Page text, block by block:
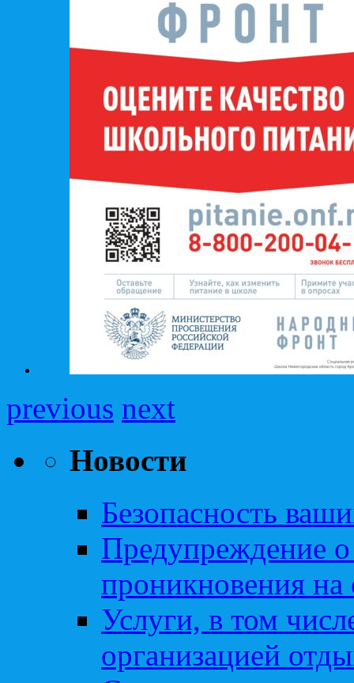
previous next
Новости
Безопасность
Предупреждение о
проникновения на
Услуги, в том
организацией